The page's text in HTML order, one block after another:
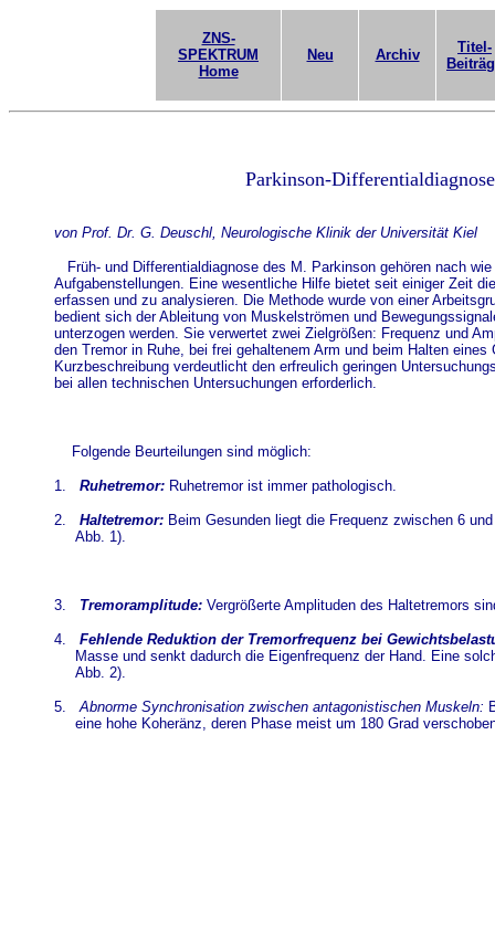
ZNS-
SPEKTRUM
Home
Neu Archiv
Titel-
Parkinson-
von Prof. Dr. G. Deuschl, Neurologische Klinik der Universität Kiel
Früh- und Differentialdiagnose des M. Parkinson gehören nach
Aufgabenstellungen. Eine wesentliche Hilfe bietet seit einiger Zeit
erfassen und zu analysieren. Die Methode wurde von einer
bedient sich der Ableitung von Muskelströmen und
unterzogen werden. Sie verwertet zwei Zielgrößen: Frequenz und
den Tremor in Ruhe, bei frei gehaltenem Arm und beim Halten
Kurzbeschreibung verdeutlicht den erfreulich geringen
bei allen technischen Untersuchungen erforderlich.
Folgende Beurteilungen sind möglich:
1. Ruhetremor: Ruhetremor ist immer pathologisch.
2. Haltetremor: Beim Gesunden liegt die Frequenz zwischen 6
Abb. 1).
3. Tremoramplitude: Vergrößerte Amplituden des Haltetremors
4.
Fehlende Reduktion der Tremorfrequenz bei
Masse und senkt dadurch die Eigenfrequenz der Hand. Eine
Abb. 2).
5. Abnorme Synchronisation zwischen antagonistischen Muskeln:
eine hohe Koheränz, deren Phase meist um 180 Grad